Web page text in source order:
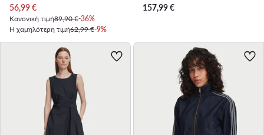
Τρέχουσα τιμή
56,99€
Κανονική τιμή89,90 €-36%
Η χαμηλότερη τιμή62,99 €-9%
157,99€